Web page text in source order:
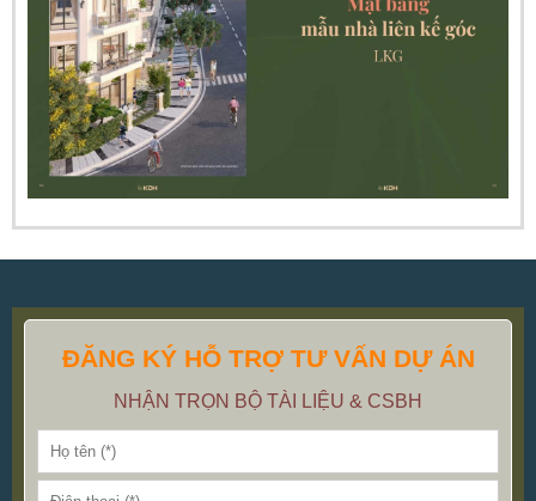
ĐĂNG KÝ HỖ TRỢ TƯ VẤN DỰ ÁN
NHẬN TRỌN BỘ TÀI LIỆU & CSBH